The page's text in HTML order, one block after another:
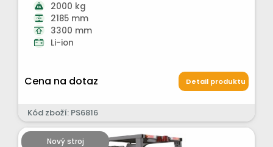
2000 kg
2185 mm
3300 mm
Li-ion
Cena na dotaz Detail produktu
Kód zboží: PS6816
Nový stroj